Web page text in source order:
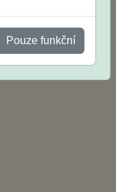
Pouze funkční